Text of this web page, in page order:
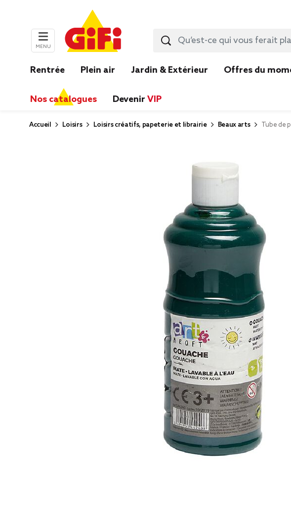
MENU
Rentrée Plein air Jardin & Extérieur Offres du
Nos catalogues Devenir VIP
Accueil Loisirs Loisirs créatifs, papeterie et librairie Beaux arts Tube de